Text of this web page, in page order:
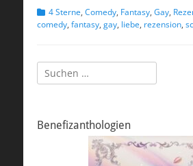
Kategorien
4 Sterne, Comedy, Fantasy, Gay,
comedy, fantasy, gay, liebe, rezension,
Suchen
nach:
Benefizanthologien